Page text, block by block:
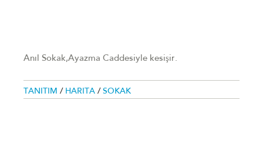
Anıl Sokak,Ayazma Caddesiyle kesişir.
TANITIM / HARITA / SOKAK